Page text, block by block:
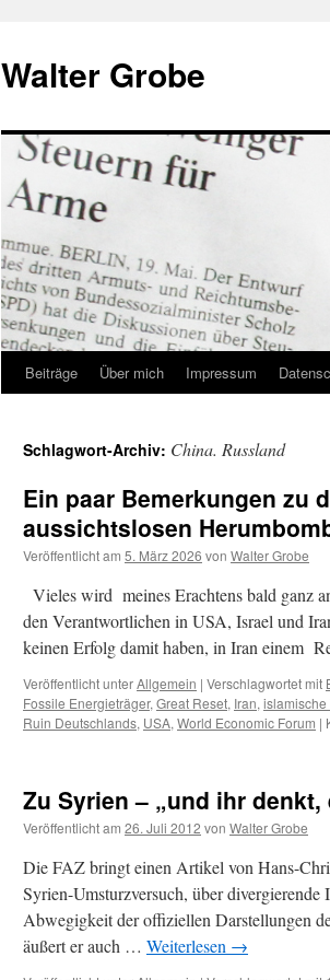
springen
Walter Grobe
Beiträge Über mich Impressum
Schlagwort-Archiv: China. Russland
Ein paar Bemerkungen zu
aussichtslosen
Veröffentlicht am 5. März 2026 von Walter Grobe
Vieles wird meines Erachtens bald ganz
den Verantwortlichen in USA, Israel und
keinen Erfolg damit haben, in Iran einem
Veröffentlicht unterAllgemein | Verschlagwortet mit
Fossile Energieträger, Great Reset, Iran, islamische
Ruin Deutschlands, USA, World Economic Forum |
Zu Syrien – „und ihr
Veröffentlicht am 26. Juli 2012 von Walter Grobe
Die FAZ bringt einen Artikel von Hans-
Syrien-Umsturzversuch, über divergierende
Abwegigkeit der offiziellen Darstellungen
äußert er auch … Weiterlesen →